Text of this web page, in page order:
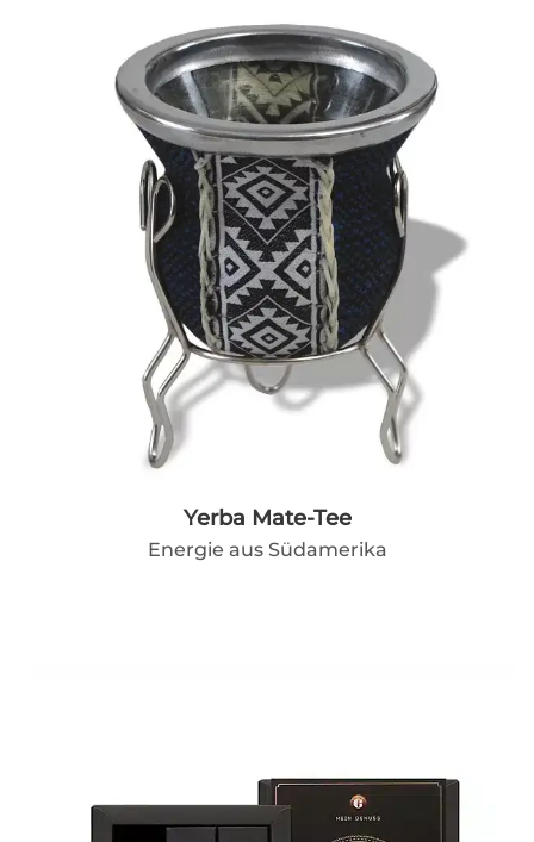
Yerba Mate-Tee
Energie aus Südamerika